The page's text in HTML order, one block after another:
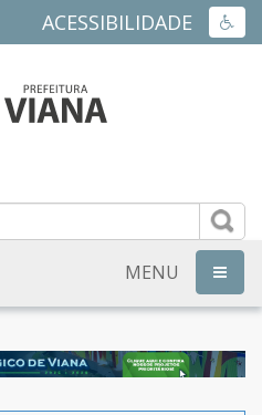
ACESSIBILIDADE
MENU